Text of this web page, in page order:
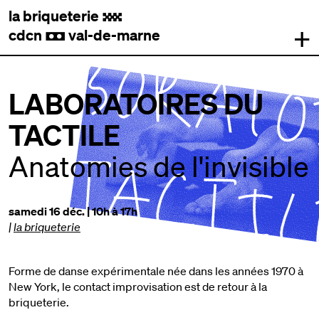
la briqueterie .
cdcn , val-de-marne +
LABORATOIRES DU
TACTILE
Anatomies de l'invisible
samedi 16 déc. | 10h à 17h
|la briqueterie
Forme de danse expérimentale née dans les années 1970 à
New York, le contact improvisation est de retour à la
briqueterie.